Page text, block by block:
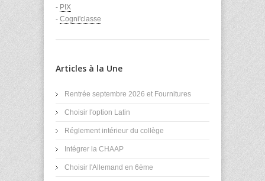
- PIX
- Cogni'classe
Articles à la Une
Rentrée septembre 2026 et Fournitures
Choisir l'option Latin
Réglement intérieur du collège
Intégrer la CHAAP
Choisir l'Allemand en 6ème